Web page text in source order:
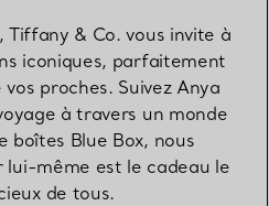
Tiffany & Co. vous invite à
iconiques, parfaitement
proches. Suivez Anya
à travers un monde
boîtes Blue Box, nous
lui-même est le cadeau le
de tous.